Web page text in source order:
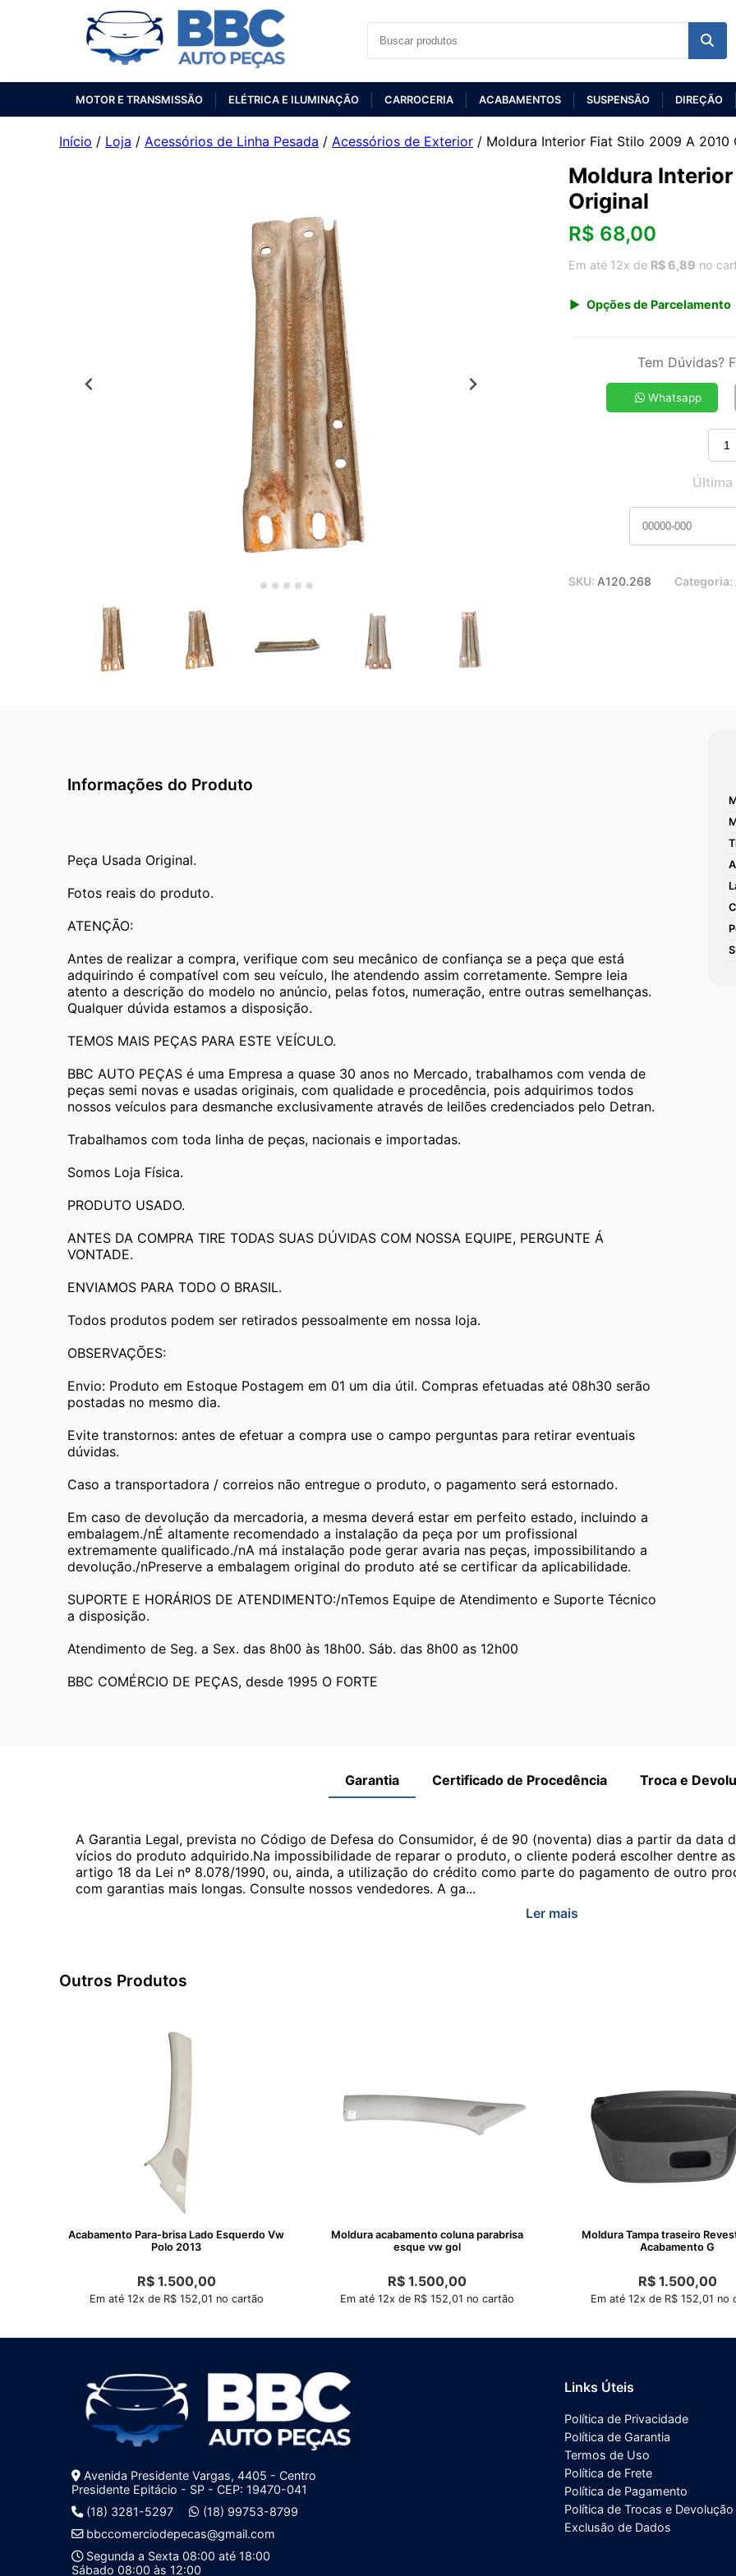
MOTOR E TRANSMISSÃO ELÉTRICA E ILUMINAÇÃO CARROCERIA ACABAMENTOS SUSPENSÃO DIREÇÃO
Início / Loja / Acessórios de Linha Pesada / Acessórios de Exterior / Moldura Interior Fiat Stilo 2009 A 2010
Moldura
Original
R$ 68,00
Em até 12x de R$ 6,89 no
Opções de Parcelamento
7x de R$ 11,14
9x de R$ 8,89
Tem Dúvidas?
Whatsapp
SKU: A120.268 Categoria:
Informações do Produto
Peça Usada Original.
Fotos reais do produto.
ATENÇÃO:
Antes de realizar a compra, verifique com seu mecânico de confiança se a peça que está
adquirindo é compatível com seu veículo, lhe atendendo assim corretamente. Sempre leia
atento a descrição do modelo no anúncio, pelas fotos, numeração, entre outras semelhanças.
Qualquer dúvida estamos a disposição.
TEMOS MAIS PEÇAS PARA ESTE VEÍCULO.
BBC AUTO PEÇAS é uma Empresa a quase 30 anos no Mercado, trabalhamos com venda de
peças semi novas e usadas originais, com qualidade e procedência, pois adquirimos todos
nossos veículos para desmanche exclusivamente através de leilões credenciados pelo Detran.
Trabalhamos com toda linha de peças, nacionais e importadas.
Somos Loja Física.
PRODUTO USADO.
ANTES DA COMPRA TIRE TODAS SUAS DÚVIDAS COM NOSSA EQUIPE, PERGUNTE Á
VONTADE.
ENVIAMOS PARA TODO O BRASIL.
Todos produtos podem ser retirados pessoalmente em nossa loja.
OBSERVAÇÕES:
Envio: Produto em Estoque Postagem em 01 um dia útil. Compras efetuadas até 08h30 serão
postadas no mesmo dia.
Evite transtornos: antes de efetuar a compra use o campo perguntas para retirar eventuais
dúvidas.
Caso a transportadora / correios não entregue o produto, o pagamento será estornado.
Em caso de devolução da mercadoria, a mesma deverá estar em perfeito estado, incluindo a
embalagem./nÉ altamente recomendado a instalação da peça por um profissional
extremamente qualificado./nA má instalação pode gerar avaria nas peças, impossibilitando a
devolução./nPreserve a embalagem original do produto até se certificar da aplicabilidade.
SUPORTE E HORÁRIOS DE ATENDIMENTO:/nTemos Equipe de Atendimento e Suporte Técnico
a disposição.
Atendimento de Seg. a Sex. das 8h00 às 18h00. Sáb. das 8h00 as 12h00
BBC COMÉRCIO DE PEÇAS, desde 1995 O FORTE
Garantia Certificado de Procedência Troca e
A Garantia Legal, prevista no Código de Defesa do Consumidor, é de 90 (noventa) dias a partir da
vícios do produto adquirido.Na impossibilidade de reparar o produto, o cliente poderá escolher dentre
artigo 18 da Lei nº 8.078/1990, ou, ainda, a utilização do crédito como parte do pagamento de outro
com garantias mais longas. Consulte nossos vendedores. A ga...
Ler mais
Outros Produtos
Acabamento Para-brisa Lado Esquerdo Vw
Polo 2013
R$1.500,00
Em até 12x de R$ 152,01 no cartão
Moldura acabamento coluna parabrisa
esque vw gol
R$1.500,00
Em até 12x de R$ 152,01 no cartão
Moldura Tampa traseiro
Acabamento G
R$1.500,00
Em até 12x de R$ 152,01 no
Avenida Presidente Vargas, 4405 - Centro
Presidente Epitácio - SP - CEP: 19470-041
(18) 3281-5297
(18) 99753-8799
bbccomerciodepecas@gmail.com
Segunda a Sexta 08:00 até 18:00
Sábado 08:00 às 12:00
Links Úteis
Política de Privacidade
Política de Garantia
Termos de Uso
Política de Frete
Política de Pagamento
Política de Trocas e Devolução
Exclusão de Dados